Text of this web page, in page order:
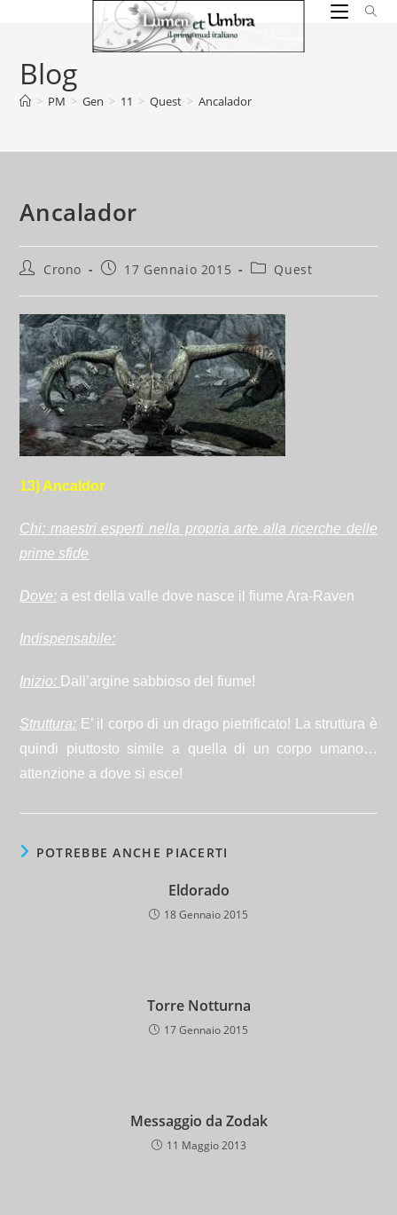
Blog
> PM > Gen > 11 > Quest > Ancalador
Ancalador
AutoreCrono
Articolo17 Gennaio 2015
Categoria
Quest
13) Ancaldor
Chi: maestri esperti nella propria arte alla ricerche delle
prime sfide
Dove: a est della valle dove nasce il fiume Ara-Raven
Indispensabile:
Inizio: Dall’argine sabbioso del fiume!
Struttura: E’ il corpo di un drago pietrificato! La struttura è
quindi piuttosto simile a quella di un corpo umano…
attenzione a dove si esce!
POTREBBE ANCHE PIACERTI
Eldorado
18 Gennaio 2015
Torre Notturna
17 Gennaio 2015
Messaggio da Zodak
11 Maggio 2013